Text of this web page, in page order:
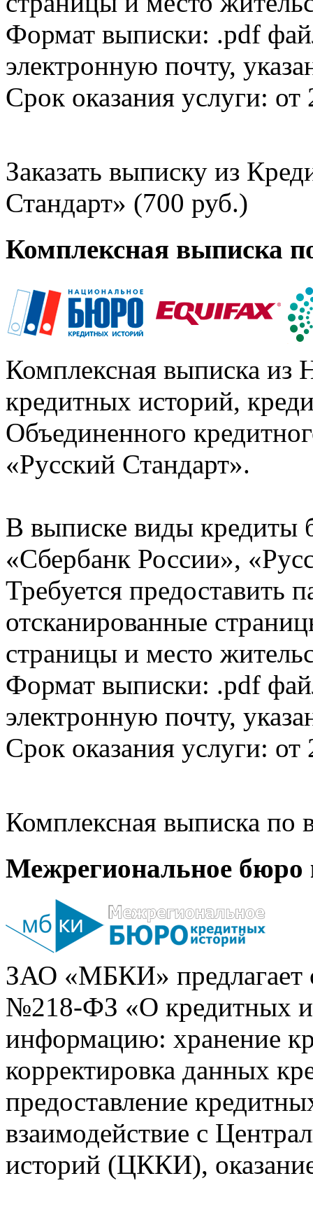
Формат выписки: .pdf
электронную почту,
Срок оказания услуги: от
Заказать выписку из
Стандарт» (700 руб.)
Комплексная выписка
Комплексная выписка из
кредитных историй,
Объединенного
«Русский Стандарт».
В выписке виды кредиты
«Сбербанк России»,
Требуется предоставить
отсканированные
страницы и место
Формат выписки: .pdf
электронную почту,
Срок оказания услуги: от
Комплексная выписка
Межрегиональное бюро
ЗАО «МБКИ» предлагает
№218-ФЗ «О кредитных
информацию: хранение
корректировка данных
предоставление
взаимодействие с
историй (ЦККИ),